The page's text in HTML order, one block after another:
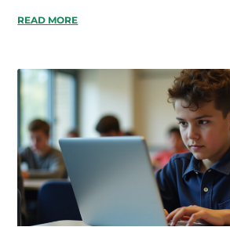
READ MORE